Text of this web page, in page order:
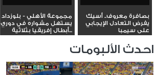
بصافرة معروف.. أسيك
يفرض التعادل الإيجابي
على سيمبا
مجموعة الأهلي - بلوزداد
يستهل مشواره في دوري
أبطال إفريقيا بثلاثية...
احدث الألبومات